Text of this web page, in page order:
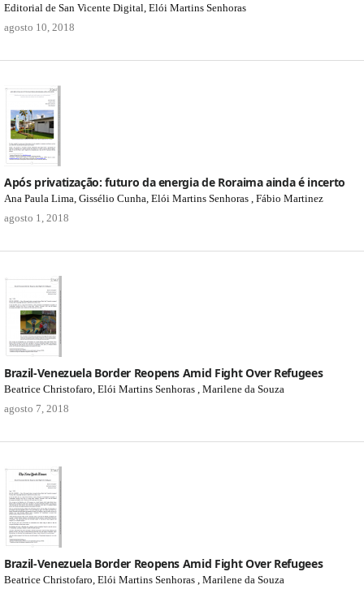
Editorial de San Vicente Digital, Elói Martins Senhoras
agosto 10, 2018
Após privatização: futuro da energia de Roraima ainda é incerto
Ana Paula Lima, Gissélio Cunha, Elói Martins Senhoras , Fábio Martinez
agosto 1, 2018
Brazil-Venezuela Border Reopens Amid Fight Over Refugees
Beatrice Christofaro, Elói Martins Senhoras , Marilene da Souza
agosto 7, 2018
Brazil-Venezuela Border Reopens Amid Fight Over Refugees
Beatrice Christofaro, Elói Martins Senhoras , Marilene da Souza